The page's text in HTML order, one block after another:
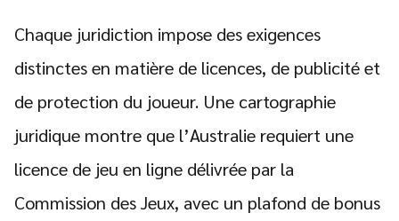
Chaque juridiction impose des exigences
distinctes en matière de licences, de publicité et
de protection du joueur. Une cartographie
juridique montre que l’Australie requiert une
licence de jeu en ligne délivrée par la
Commission des Jeux, avec un plafond de bonus